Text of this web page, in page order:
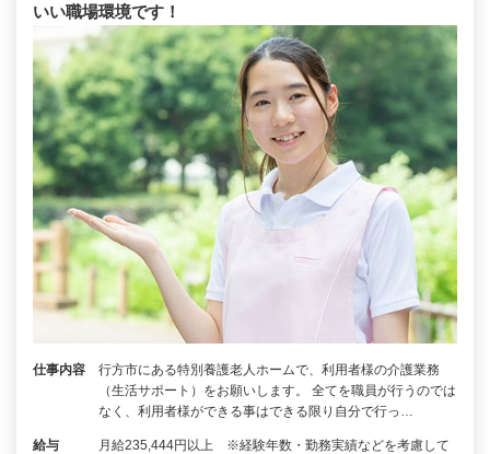
いい職場環境です！
仕事内容
行方市にある特別養護老人ホームで、利用者様の介護業務
（生活サポート）をお願いします。 全てを職員が行うのでは
なく、利用者様ができる事はできる限り自分で行っ…
給与
月給235,444円以上 ※経験年数・勤務実績などを考慮して